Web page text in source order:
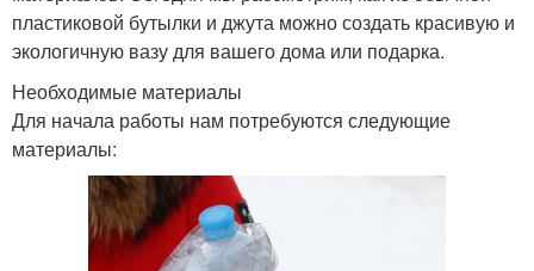
пластиковой бутылки и джута можно создать красивую и
экологичную вазу для вашего дома или подарка.
Необходимые материалы
Для начала работы нам потребуются следующие
материалы: